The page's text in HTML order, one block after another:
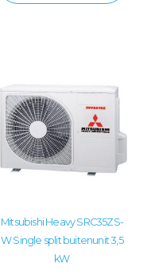
Mitsubishi Heavy SRC35ZS-
W Single split buitenunit 3,5
kW